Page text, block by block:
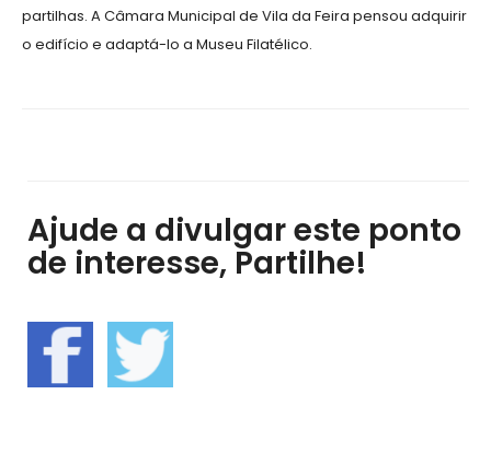
partilhas. A Câmara Municipal de Vila da Feira pensou adquirir
o edifício e adaptá-lo a Museu Filatélico.
Ajude a divulgar este ponto
de interesse, Partilhe!